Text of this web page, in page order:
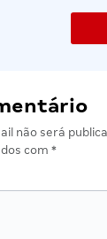
não será
com *